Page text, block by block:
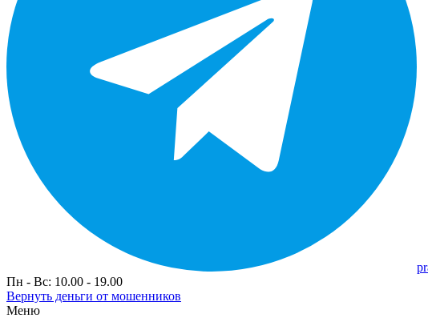
Пн - Вс: 10.00 - 19.00
Вернуть деньги от мошенников
Меню